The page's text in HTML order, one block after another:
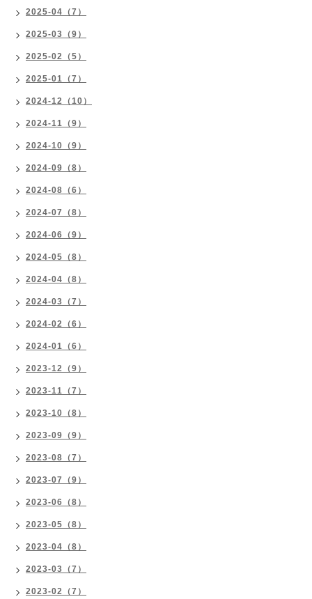
2025-04（7）
2025-03（9）
2025-02（5）
2025-01（7）
2024-12（10）
2024-11（9）
2024-10（9）
2024-09（8）
2024-08（6）
2024-07（8）
2024-06（9）
2024-05（8）
2024-04（8）
2024-03（7）
2024-02（6）
2024-01（6）
2023-12（9）
2023-11（7）
2023-10（8）
2023-09（9）
2023-08（7）
2023-07（9）
2023-06（8）
2023-05（8）
2023-04（8）
2023-03（7）
2023-02（7）